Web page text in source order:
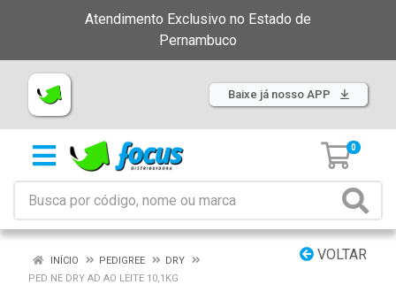
Atendimento Exclusivo no Estado de
Pernambuco
Baixe já nosso APP
0
VOLTAR
INÍCIO PEDIGREE
DRY
PED NE DRY AD AO LEITE 10,1KG